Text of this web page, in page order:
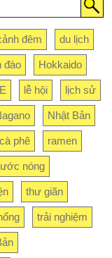
đêm du lịch
đào Hokkaido
lễ hội lịch sử
Nhật Bản
phê ramen
nóng
thư giãn
trải nghiệm